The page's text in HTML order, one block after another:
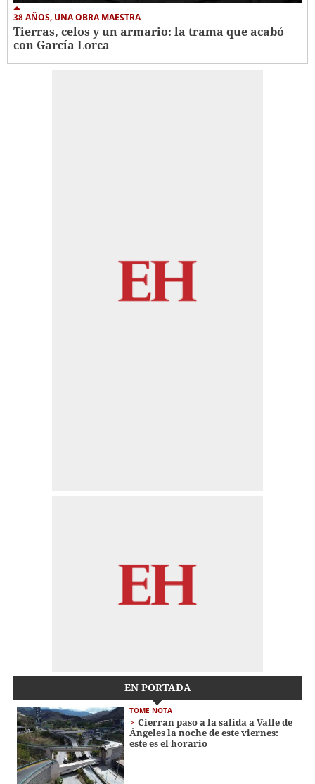
38 AÑOS, UNA OBRA MAESTRA
Tierras, celos y un armario: la trama que acabó
con García Lorca
EN PORTADA
TOME NOTA
Cierran paso a la salida a Valle de
Ángeles la noche de este viernes:
este es el horario